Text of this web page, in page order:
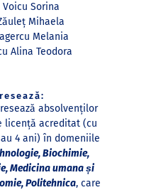
Voicu Sorina
Mihaela
Melania
Alina Teodora
absolvenților
licență acreditat (cu
4 ani) în domeniile
Biochimie,
Medicina umana și
Politehnica, care